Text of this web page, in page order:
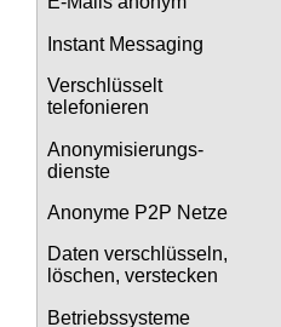
Instant Messaging
Verschlüsselt
telefonieren
Anonymisierungs-
dienste
Anonyme P2P Netze
Daten verschlüsseln,
löschen, verstecken
Betriebssysteme